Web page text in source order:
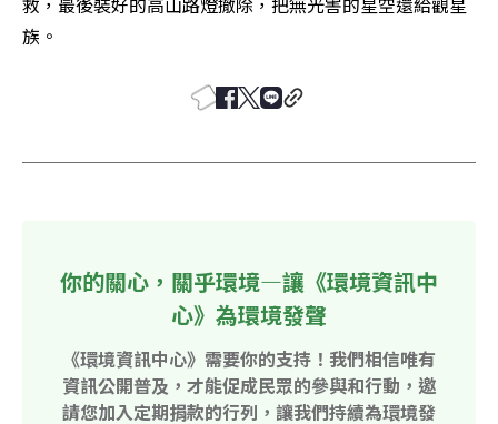
族。
你的關心，關乎環境—讓《環境資訊中
心》為環境發聲
《環境資訊中心》需要你的支持！我們相信唯有
資訊公開普及，才能促成民眾的參與和行動，邀
請您加入定期捐款的行列，讓我們持續為環境發